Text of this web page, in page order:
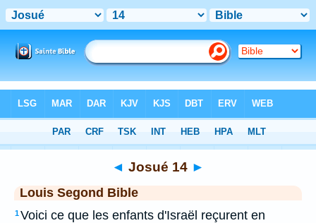
> Josué 14
◄ Josué 14 ►
Louis Segond Bible
1Voici ce que les enfants d'Israël reçurent en